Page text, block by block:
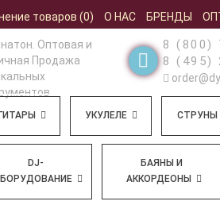
товаров (0) О НАС БРЕНДЫ
8 (800)
8 (495)
ГИТАРЫ УКУЛЕЛЕ СТРУНЫ
DJ-
БАЯНЫ И
АККОРДЕОНЫ